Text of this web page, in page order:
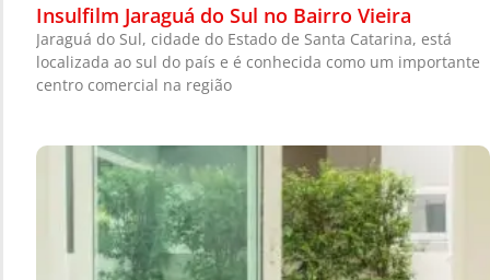
Insulfilm Jaraguá do Sul no Bairro Vieira
Jaraguá do Sul, cidade do Estado de Santa Catarina, está
localizada ao sul do país e é conhecida como um importante
centro comercial na região